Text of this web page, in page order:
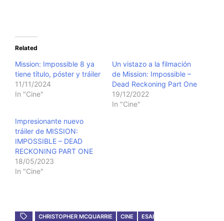
Related
Mission: Impossible 8 ya
tiene título, póster y tráiler
11/11/2024
In "Cine"
Un vistazo a la filmación
de Mission: Impossible –
Dead Reckoning Part One
19/12/2022
In "Cine"
Impresionante nuevo
tráiler de MISSION:
IMPOSSIBLE – DEAD
RECKONING PART ONE
18/05/2023
In "Cine"
CHRISTOPHER MCQUARRIE CINE
ESAI